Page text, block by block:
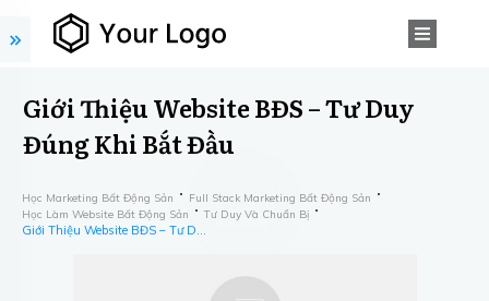
Giới Thiệu Website BĐS – Tư Duy
Đúng Khi Bắt Đầu
Học Marketing Bất Động Sản
Full Stack Marketing Bất Động Sản
Học Làm Website Bất Động Sản
Tư Duy Và Chuẩn Bị